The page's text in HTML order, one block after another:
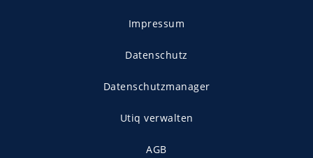
Impressum
Datenschutz
Datenschutzmanager
Utiq verwalten
AGB